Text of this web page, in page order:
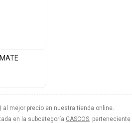
al mejor precio en nuestra tienda online.
en la subcategoría CASCOS ,